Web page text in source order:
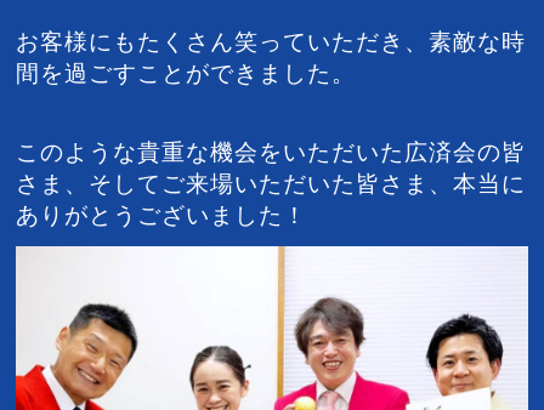
お客様にもたくさん笑っていただき、素敵な時
間を過ごすことができました。
このような貴重な機会をいただいた広済会の皆
さま、そしてご来場いただいた皆さま、本当に
ありがとうございました！